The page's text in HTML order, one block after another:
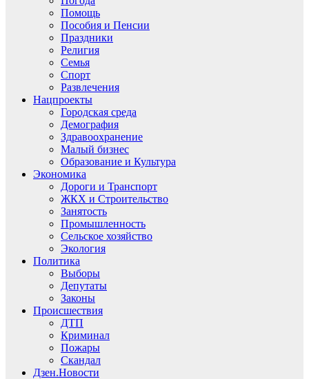
Помощь
Пособия и Пенсии
Праздники
Религия
Семья
Спорт
Развлечения
Нацпроекты
Городская среда
Демография
Здравоохранение
Малый бизнес
Образование и Культура
Экономика
Дороги и Транспорт
ЖКХ и Строительство
Занятость
Промышленность
Сельское хозяйство
Экология
Политика
Выборы
Депутаты
Законы
Происшествия
ДТП
Криминал
Пожары
Скандал
Дзен.Новости